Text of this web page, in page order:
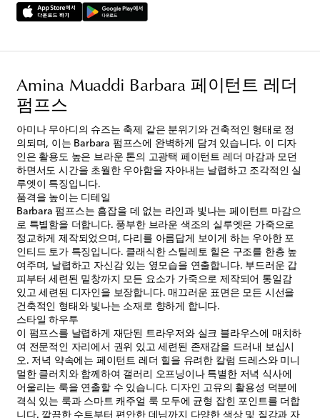
Amina Muaddi Barbara 페이턴트 레더
펌프스
아미나 무아디의 슈즈는 축제 같은 분위기와 건축적인 형태로 정
의되며, 이는 Barbara 펌프스에 완벽하게 담겨 있습니다. 이 디자
인은 활용도 높은 브라운 톤의 고광택 페이턴트 레더 마감과 모던
하면서도 시간을 초월한 우아함을 자아내는 날렵하고 조각적인 실
루엣이 특징입니다.
품격을 높이는 디테일
Barbara 펌프스는 흠잡을 데 없는 라인과 빛나는 페이턴트 마감으
로 특별함을 더합니다. 풍부한 브라운 색조의 실루엣은 가죽으로
정교하게 제작되었으며, 다리를 아름답게 보이게 하는 우아한 포
인티드 토가 특징입니다. 클래식한 스틸레토 힐은 구조를 한층 높
여주며, 날렵하고 자신감 있는 옆모습을 연출합니다. 부드러운 갑
피부터 세련된 밑창까지 모든 요소가 가죽으로 제작되어 통일감
있고 세련된 디자인을 보장합니다. 매끄러운 표면은 모든 시선을
건축적인 형태와 빛나는 소재로 향하게 합니다.
스타일 하우투
이 펌프스를 날렵하게 재단된 트라우저와 실크 블라우스에 매치하
여 전문적인 자리에서 권위 있고 세련된 존재감을 드러내 보십시
오. 저녁 약속에는 페이턴트 레더 힐을 유려한 칼럼 드레스와 미니
멀한 클러치와 함께하여 갤러리 오프닝이나 특별한 저녁 식사에
어울리는 룩을 연출할 수 있습니다. 디자인 고유의 활용성 덕분에
격식 있는 룩과 스마트 캐주얼 룩 모두에 균형 잡힌 포인트를 더합
니다. 깔끔한 수트부터 편안한 데님까지 다양한 색상 및 질감과 자